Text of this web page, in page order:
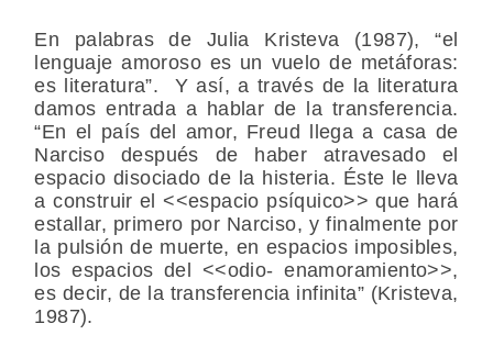
En palabras de Julia Kristeva (1987), “el
lenguaje amoroso es un vuelo de metáforas:
es literatura”. Y así, a través de la literatura
damos entrada a hablar de la transferencia.
“En el país del amor, Freud llega a casa de
Narciso después de haber atravesado el
espacio disociado de la histeria. Éste le lleva
a construir el <<espacio psíquico>> que hará
estallar, primero por Narciso, y finalmente por
la pulsión de muerte, en espacios imposibles,
los espacios del <<odio- enamoramiento>>,
es decir, de la transferencia infinita” (Kristeva,
1987).